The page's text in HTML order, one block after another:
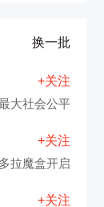
换一批
+关注
大社会公平
+关注
拉魔盒开启
+关注